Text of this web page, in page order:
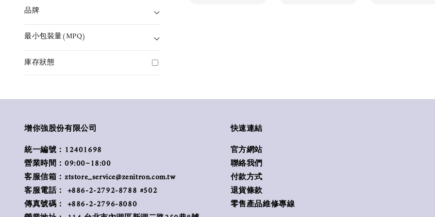
品牌
最小包裝量(MPQ)
庫存狀態
增你強股份有限公司
統一編號：12401698
營業時間：09:00~18:00
客服信箱：ztstore_service@zenitron.com.tw
客服電話： +886-2-2792-8788 #502
傳真號碼： +886-2-2796-8080
快速連結
官方網站
聯絡我們
付款方式
退貨條款
零售產品維修專線